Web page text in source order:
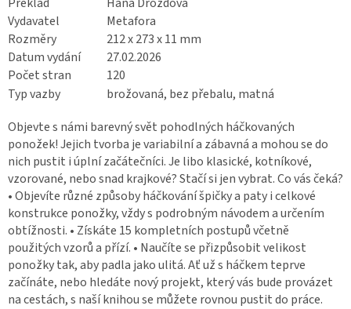
Vydavatel
Metafora
Rozměry
212 x 273 x 11 mm
Datum vydání
27.02.2026
Počet stran
120
Typ vazby
brožovaná, bez přebalu, matná
Objevte s námi barevný svět pohodlných háčkovaných
ponožek! Jejich tvorba je variabilní a zábavná a mohou se do
nich pustit i úplní začátečníci. Je libo klasické, kotníkové,
vzorované, nebo snad krajkové? Stačí si jen vybrat. Co vás čeká?
• Objevíte různé způsoby háčkování špičky a paty i celkové
konstrukce ponožky, vždy s podrobným návodem a určením
obtížnosti. • Získáte 15 kompletních postupů včetně
použitých vzorů a přízí. • Naučíte se přizpůsobit velikost
ponožky tak, aby padla jako ulitá. Ať už s háčkem teprve
začínáte, nebo hledáte nový projekt, který vás bude provázet
na cestách, s naší knihou se můžete rovnou pustit do práce.